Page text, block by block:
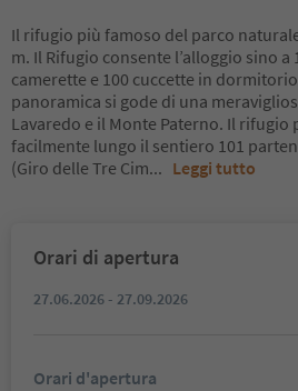
Il rifugio più famoso del parco
m. Il Rifugio consente l’alloggio sino
camerette e 100 cuccette in
panoramica si gode di una
Lavaredo e il Monte Paterno. Il rifugio
facilmente lungo il sentiero 101
(Giro delle Tre Cim... Leggi tutto
Orari di apertura
27.06.2026 - 27.09.2026
Orari d'apertura